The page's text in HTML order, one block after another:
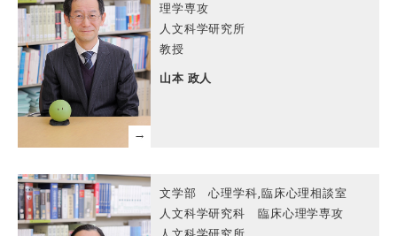
理学専攻
人文科学研究所
教授
山本 政人
文学部 心理学科,臨床心理相談室
人文科学研究科 臨床心理学専攻